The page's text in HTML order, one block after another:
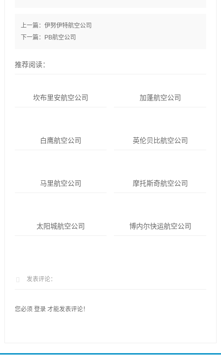
上一篇： 伊努伊特航空公司
下一篇：
PB航空公司
推荐阅读：
坎布里安航空公司 加蓬航空公司
白鹰航空公司 英伦贝比航空公司
马里航空公司 摩托斯奇航空公司
太阳城航空公司 博内尔快运航空公司
发表评论：
您必须 登录 才能发表评论！